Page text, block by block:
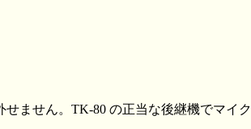
せません。TK-80 の正当な後継機でマイ